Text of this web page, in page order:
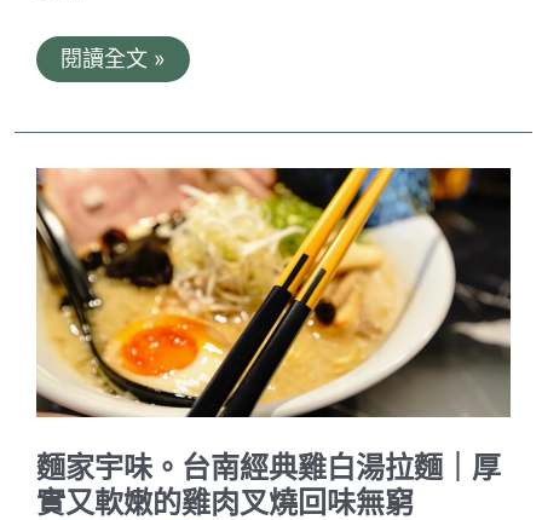
初
八
營
店。
日
式
鳥
居
加
神
龕
的
在
地
式
拉
麵
店
閱讀全文 »
麵家宇味。台南經典雞白湯拉麵｜厚
實又軟嫩的雞肉叉燒回味無窮